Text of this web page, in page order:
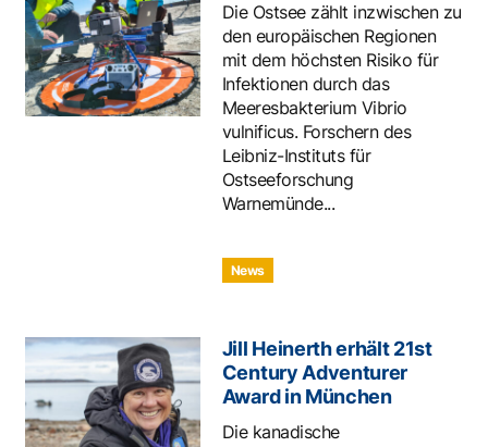
Die Ostsee zählt inzwischen zu
den europäischen Regionen
mit dem höchsten Risiko für
Infektionen durch das
Meeresbakterium Vibrio
vulnificus. Forschern des
Leibniz-Instituts für
Ostseeforschung
Warnemünde...
News
Jill Heinerth erhält 21st
Century Adventurer
Award in München
Die kanadische